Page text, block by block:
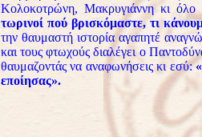
Κολοκοτρώνη, Μακρυγιάννη κι όλο
τωρινοί πού βρισκόμαστε, τι
την θαυμαστή ιστορία αγαπητέ
και τους φτωχούς διαλέγει ο
θαυμαζοντάς να αναφωνήσεις κι εσύ:
εποίησας».